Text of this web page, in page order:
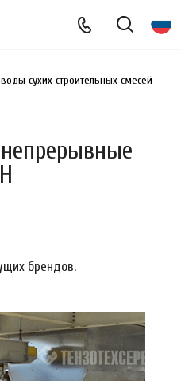
сухих строительных смесей
брендов.